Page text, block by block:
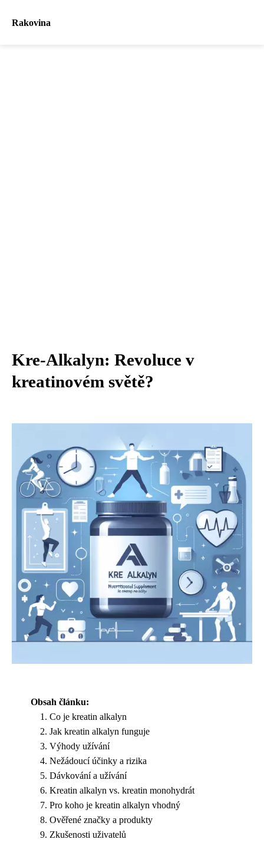
Rakovina
Kre-Alkalyn: Revoluce v
kreatinovém světě?
Obsah článku:
Co je kreatin alkalyn
Jak kreatin alkalyn funguje
Výhody užívání
Nežádoucí účinky a rizika
Dávkování a užívání
Kreatin alkalyn vs. kreatin monohydrát
Pro koho je kreatin alkalyn vhodný
Ověřené značky a produkty
Zkušenosti uživatelů